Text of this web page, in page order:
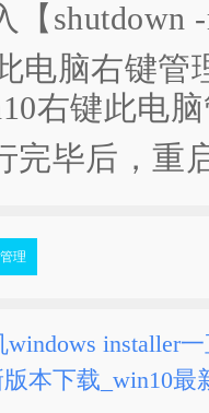
【shutdown
毕后，重
管理
windows installer
版本下载_win10